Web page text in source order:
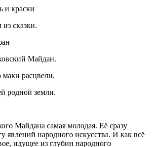
и краски
сказки.
Майдан.
расцвели,
родной земли.
Майдана самая молодая. Её сразу
явлений народного искусства. И как всё
идущее из глубин народного